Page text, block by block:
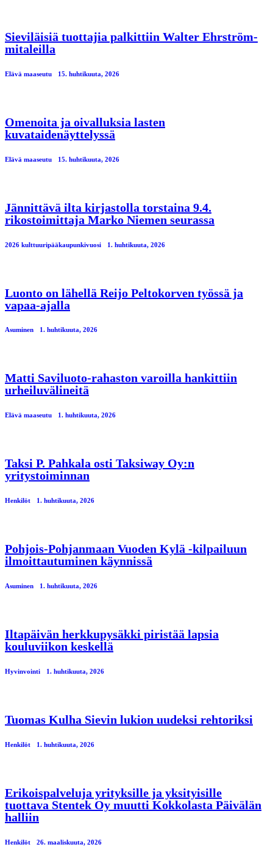
Sieviläisiä tuottajia palkittiin Walter Ehrström-
mitaleilla
Elävä maaseutu 15. huhtikuuta, 2026
Omenoita ja oivalluksia lasten
kuvataidenäyttelyssä
Elävä maaseutu 15. huhtikuuta, 2026
Jännittävä ilta kirjastolla torstaina 9.4.
rikostoimittaja Marko Niemen seurassa
2026 kulttuuripääkaupunkivuosi 1. huhtikuuta, 2026
Luonto on lähellä Reijo Peltokorven työssä ja
vapaa-ajalla
Asuminen 1. huhtikuuta, 2026
Matti Saviluoto-rahaston varoilla hankittiin
urheiluvälineitä
Elävä maaseutu 1. huhtikuuta, 2026
Taksi P. Pahkala osti Taksiway Oy:n
yritystoiminnan
Henkilöt 1. huhtikuuta, 2026
Pohjois-Pohjanmaan Vuoden Kylä -kilpailuun
ilmoittautuminen käynnissä
Asuminen 1. huhtikuuta, 2026
Iltapäivän herkkupysäkki piristää lapsia
kouluviikon keskellä
Hyvinvointi 1. huhtikuuta, 2026
Tuomas Kulha Sievin lukion uudeksi rehtoriksi
Henkilöt 1. huhtikuuta, 2026
Erikoispalveluja yrityksille ja yksityisille
tuottava Stentek Oy muutti Kokkolasta Päivälän
halliin
Henkilöt 26. maaliskuuta, 2026